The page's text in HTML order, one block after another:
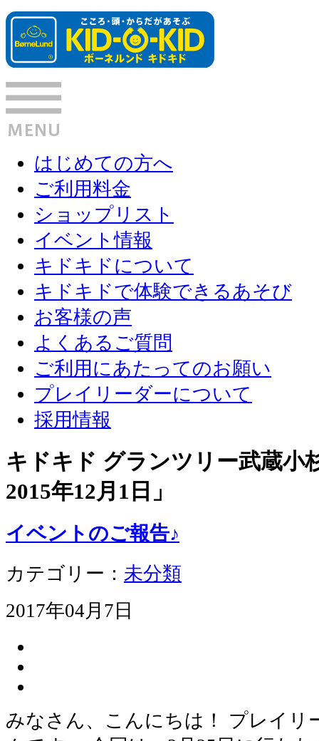
はじめての方へ
ご利用料金
ショップリスト
イベント情報
キドキドについて
キドキドで体験できるあそび
お客様の声
よくあるご質問
ご利用にあたってのお願い
プレイリーダーについて
採用情報
キドキド グランツリー武蔵
2015年12月1日 」
イベントのご報告♪
カテゴリー： 未分類
2017年04月7日
みなさん、こんにちは！ プレイリ